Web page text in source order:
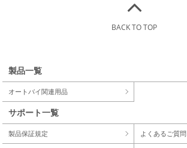
BACK TO TOP
製品一覧
オートバイ関連用品
サポート一覧
製品保証規定 よくあるご質問